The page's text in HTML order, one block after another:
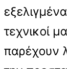
τεχνικοί
παρέχουν